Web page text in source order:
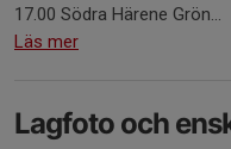
17.00 Södra Härene Grön...
Läs mer
Lagfoto och